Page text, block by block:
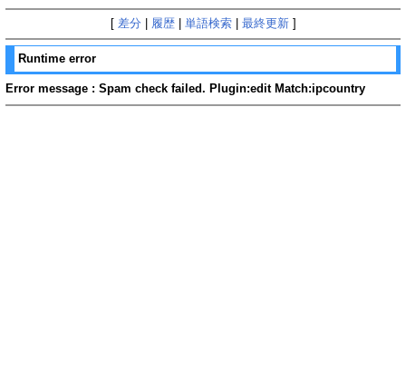
[ 差分 履歴| 単語検索| 最終更新]
Runtime error
Error message : Spam check failed. Plugin:edit Match:ipcountry